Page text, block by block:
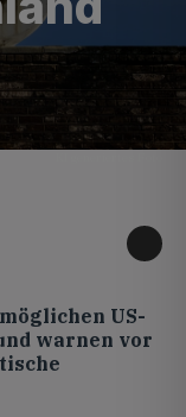
US-
warnen vor